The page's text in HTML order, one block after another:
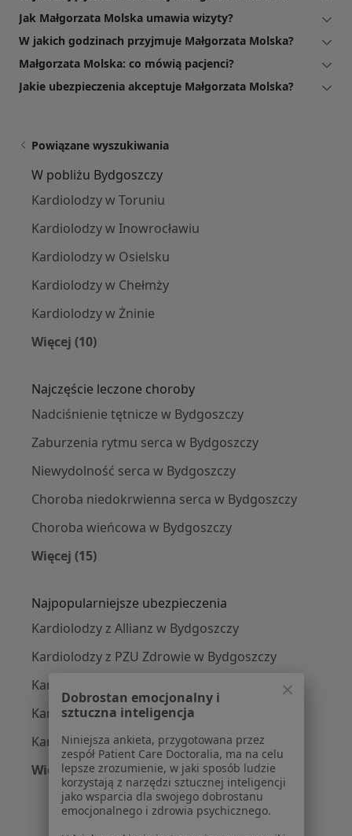
Jak Małgorzata Molska umawia wizyty?
W jakich godzinach przyjmuje Małgorzata Molska?
Małgorzata Molska: co mówią pacjenci?
Jakie ubezpieczenia akceptuje Małgorzata Molska?
Powiązane wyszukiwania
W pobliżu Bydgoszczy
Kardiolodzy w Toruniu
Kardiolodzy w Inowrocławiu
Kardiolodzy w Osielsku
Kardiolodzy w Chełmży
Kardiolodzy w Żninie
Więcej (10)
Najczęście leczone choroby
Nadciśnienie tętnicze w Bydgoszczy
Zaburzenia rytmu serca w Bydgoszczy
Niewydolność serca w Bydgoszczy
Choroba niedokrwienna serca w Bydgoszczy
Choroba wieńcowa w Bydgoszczy
Więcej (15)
Najpopularniejsze ubezpieczenia
Kardiolodzy z Allianz w Bydgoszczy
Kardiolodzy z PZU Zdrowie w Bydgoszczy
Kardiolodzy z Compensa w Bydgoszczy
Kardiolodzy z POLMED w Bydgoszczy
Kardiolodzy z TU Zdrowie w Bydgoszczy
Więcej (1)
Więcej w kategorii: Najpopularniejsze
Dobrostan emocjonalny i
sztuczna inteligencja
Niniejsza ankieta, przygotowana przez
zespół Patient Care Doctoralia, ma na celu
lepsze zrozumienie, w jaki sposób ludzie
korzystają z narzędzi sztucznej inteligencji
jako wsparcia dla swojego dobrostanu
emocjonalnego i zdrowia psychicznego.